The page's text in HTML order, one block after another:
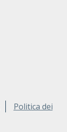
Politica dei